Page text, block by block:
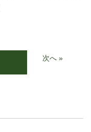
次へ »